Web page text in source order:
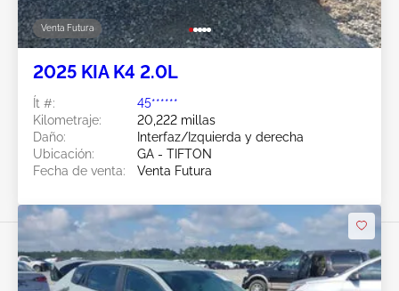
Venta Futura
2025 KIA K4 2.0L
Ít #:
45******
Kilometraje:
20,222 millas
Daño:
Interfaz/Izquierda y derecha
Ubicación:
GA - TIFTON
Fecha de venta:
Venta Futura